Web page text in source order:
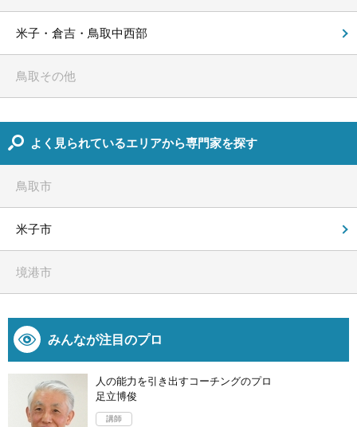
米子・倉吉・鳥取中西部
鳥取その他
よく見られているエリアから専門家を探す
鳥取市
米子市
境港市
みんなが注目のプロ
人の能力を引き出すコーチングのプロ
足立博俊
講師